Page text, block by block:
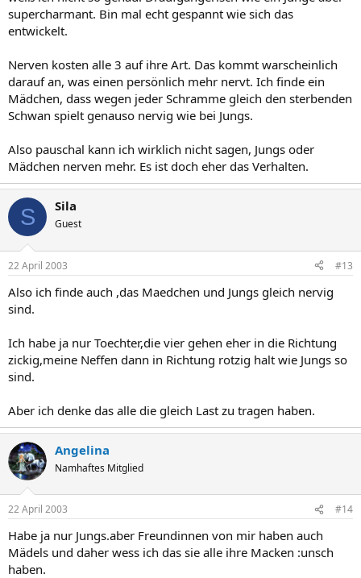
supercharmant. Bin mal echt gespannt wie sich das
entwickelt.
Nerven kosten alle 3 auf ihre Art. Das kommt warscheinlich
darauf an, was einen persönlich mehr nervt. Ich finde ein
Mädchen, dass wegen jeder Schramme gleich den sterbenden
Schwan spielt genauso nervig wie bei Jungs.
Also pauschal kann ich wirklich nicht sagen, Jungs oder
Mädchen nerven mehr. Es ist doch eher das Verhalten.
S Sila
Guest
22 April 2003 #13
Also ich finde auch ,das Maedchen und Jungs gleich nervig
sind.
Ich habe ja nur Toechter,die vier gehen eher in die Richtung
zickig,meine Neffen dann in Richtung rotzig halt wie Jungs so
sind.
Aber ich denke das alle die gleich Last zu tragen haben.
Angelina
Namhaftes Mitglied
22 April 2003 #14
Habe ja nur Jungs.aber Freundinnen von mir haben auch
Mädels und daher wess ich das sie alle ihre Macken :unsch
haben.